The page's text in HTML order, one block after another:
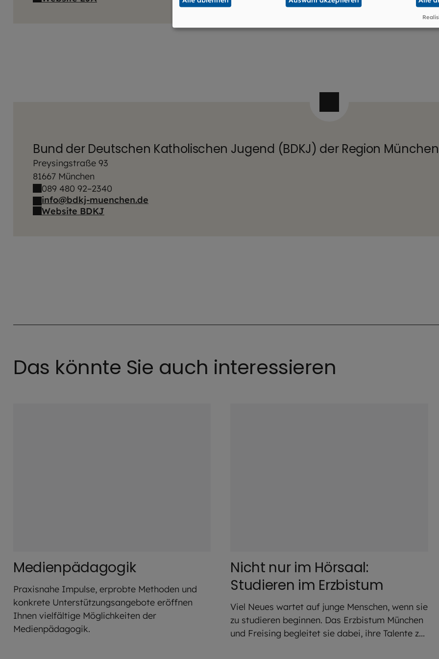
Bund der Deutschen Katholischen Jugend (BDKJ) der Region München
Preysingstraße 93
81667 München
089 480 92–2340
info@bdkj-muenchen.de
Website BDKJ
Das könnte Sie auch interessieren
Medienpädagogik
Praxisnahe Impulse, erprobte Methoden und
konkrete Unterstützungsangebote eröffnen
Ihnen vielfältige Möglichkeiten der
Medienpädagogik.
Nicht nur im Hörsaal:
Studieren im Erzbistum
Viel Neues wartet auf junge Menschen, wenn sie
zu studieren beginnen. Das Erzbistum München
und Freising begleitet sie dabei, ihre Talente z...